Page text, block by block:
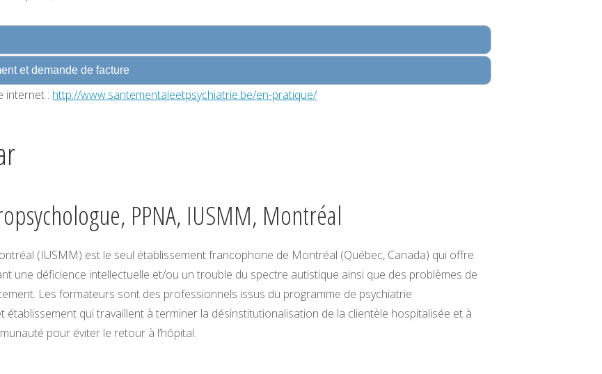
et demande de facture
internet : http://www.santementaleetpsychiatrie.be/en-pratique/
PPNA, IUSMM, Montréal
(IUSMM) est le seul établissement francophone de Montréal (Québec, Canada) qui offre
une déficience intellectuelle et/ou un trouble du spectre autistique ainsi que des problèmes de
Les formateurs sont des professionnels issus du programme de psychiatrie
qui travaillent à terminer la désinstitutionalisation de la clientèle hospitalisée et à
pour éviter le retour à l’hôpital.